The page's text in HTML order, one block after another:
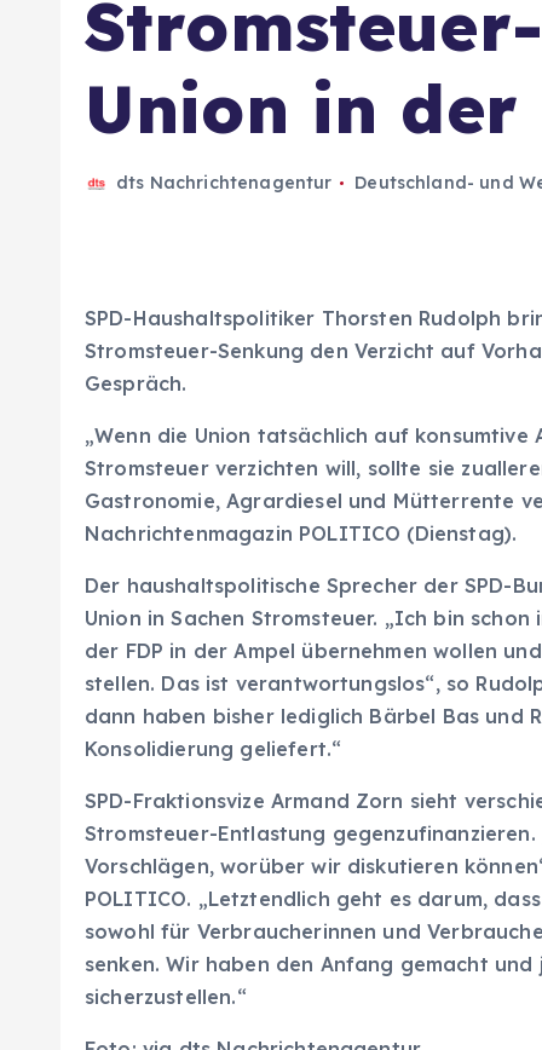
Union in
dts Nachrichtenagentur Deutschland- und
SPD-Haushaltspolitiker Thorsten Rudolph
Stromsteuer-Senkung den Verzicht auf
Gespräch.
„Wenn die Union tatsächlich auf konsumtive
Stromsteuer verzichten will, sollte sie
Gastronomie, Agrardiesel und Mütterrente
Nachrichtenmagazin POLITICO (Dienstag).
Der haushaltspolitische Sprecher der SPD-
Union in Sachen Stromsteuer. „Ich bin
der FDP in der Ampel übernehmen wollen
stellen. Das ist verantwortungslos“, so
dann haben bisher lediglich Bärbel Bas und
Konsolidierung geliefert.“
SPD-Fraktionsvize Armand Zorn sieht
Stromsteuer-Entlastung
Vorschlägen, worüber wir diskutieren
POLITICO. „Letztendlich geht es darum,
sowohl für Verbraucherinnen und
senken. Wir haben den Anfang gemacht
sicherzustellen.“